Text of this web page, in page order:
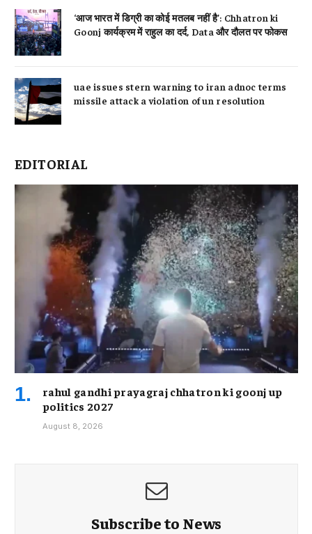
‘आज भारत में डिग्री का कोई मतलब नहीं है’: Chhatron ki
Goonj कार्यक्रम में राहुल का दर्द, Data और दौलत पर फोकस
uae issues stern warning to iran adnoc terms
missile attack a violation of un resolution
EDITORIAL
rahul gandhi prayagraj chhatron ki goonj up
politics 2027
August 8, 2026
Subscribe to News